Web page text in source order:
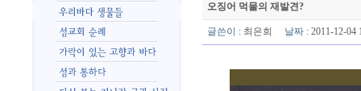
오징어 먹물의 재발견?
글쓴이 : 최은희 날짜: 2011-12-